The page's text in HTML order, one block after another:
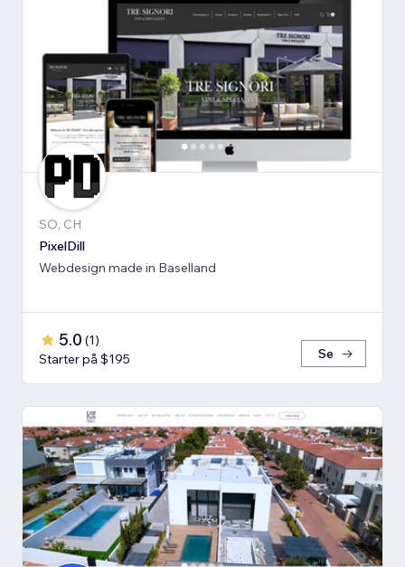
SO, CH
PixelDill
Webdesign made in Baselland
5.0 (1)
Starter på $195
Se